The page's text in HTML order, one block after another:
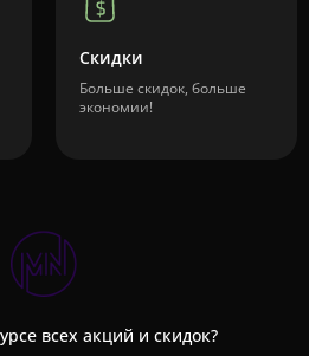
Скидки
Больше скидок, больше
экономии!
всех акций и скидок?